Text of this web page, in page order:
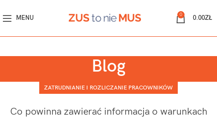
MENU 0 0.00ZŁ
Blog
ZATRUDNIANIE I ROZLICZANIE PRACOWNIKÓW
Co powinna zawierać informacja o warunkach